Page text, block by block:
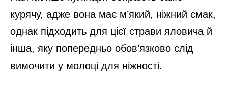
курячу, адже вона має м’який, ніжний смак,
однак підходить для цієї страви яловича й
інша, яку попередньо обов’язково слід
вимочити у молоці для ніжності.